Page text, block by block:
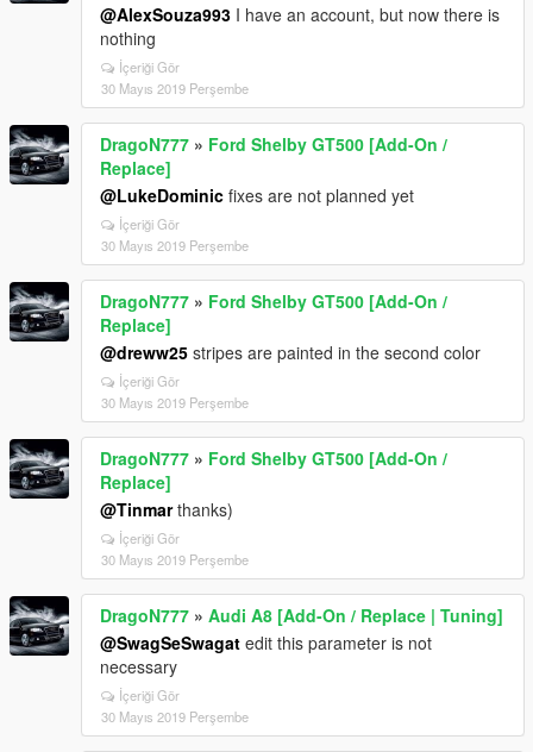
@AlexSouza993 I have an account, but now there is
nothing
İçeriği Gör
30 Mayıs 2019 Perşembe
DragoN777 » Ford Shelby GT500 [Add-On /
Replace]
@LukeDominic fixes are not planned yet
İçeriği Gör
30 Mayıs 2019 Perşembe
DragoN777 » Ford Shelby GT500 [Add-On /
Replace]
@dreww25 stripes are painted in the second color
İçeriği Gör
30 Mayıs 2019 Perşembe
DragoN777 » Ford Shelby GT500 [Add-On /
Replace]
@Tinmarthanks)
İçeriği Gör
30 Mayıs 2019 Perşembe
DragoN777 » Audi A8 [Add-On / Replace | Tuning]
@SwagSeSwagat edit this parameter is not
necessary
İçeriği Gör
30 Mayıs 2019 Perşembe